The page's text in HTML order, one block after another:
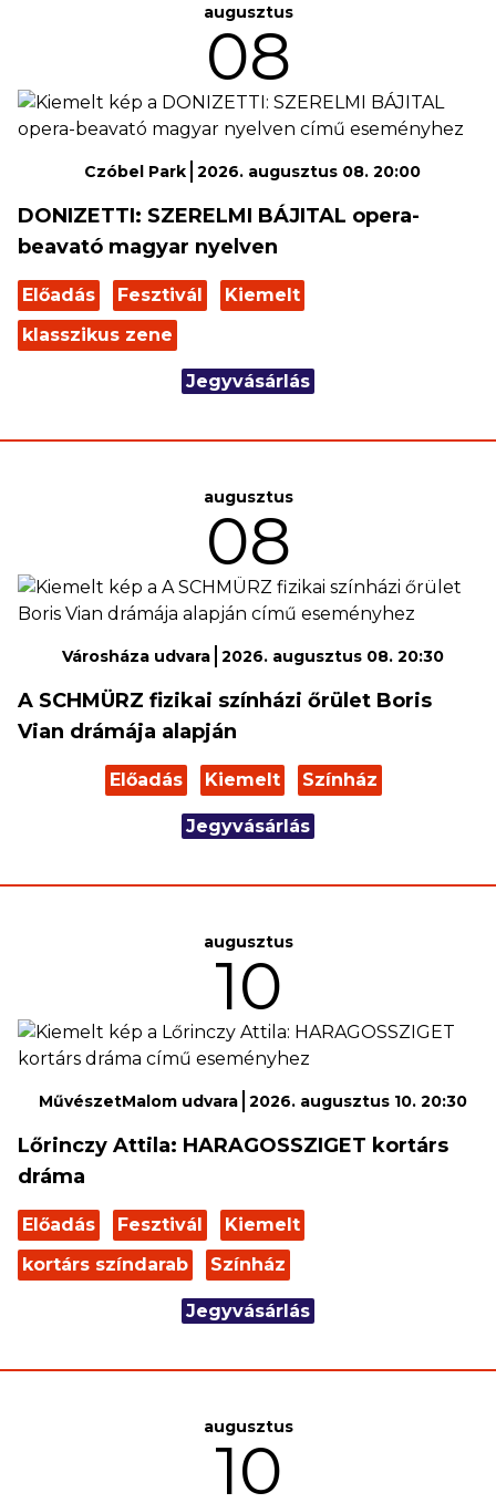
augusztus
08
Czóbel Park 2026. augusztus 08. 20:00
DONIZETTI: SZERELMI BÁJITAL opera-
beavató magyar nyelven
Előadás Fesztivál
Kiemelt
klasszikus zene
Jegyvásárlás
augusztus
08
Városháza udvara 2026. augusztus 08. 20:30
A SCHMÜRZ fizikai színházi őrület Boris
Vian drámája alapján
Előadás Kiemelt Színház
Jegyvásárlás
augusztus
10
MűvészetMalom udvara 2026. augusztus 10. 20:30
Lőrinczy Attila: HARAGOSSZIGET kortárs
dráma
Előadás Fesztivál
Kiemelt
kortárs színdarab
Színház
Jegyvásárlás
augusztus
10